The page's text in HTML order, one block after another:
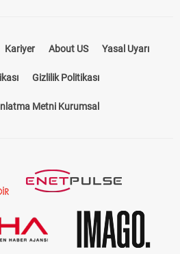
Kariyer About US Yasal Uyarı
Gizlilik Politikası
Metni Kurumsal